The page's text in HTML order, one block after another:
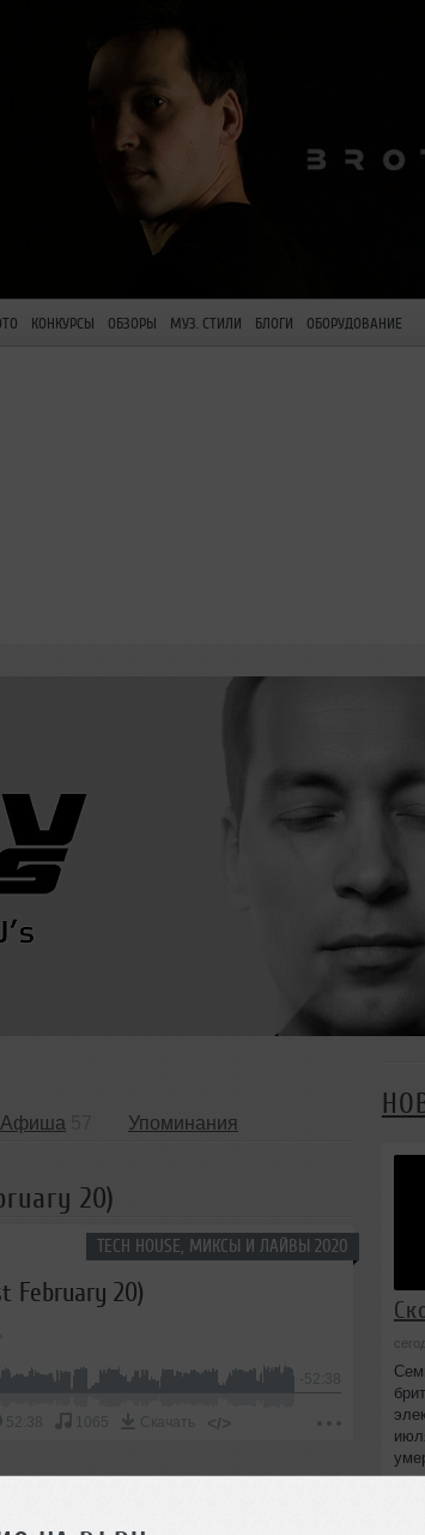
КОНКУРСЫ ОБЗОРЫ МУЗ. СТИЛИ БЛОГИ ОБОРУДОВАНИЕ
Афиша Упоминания
20)
TECH HOUSE, МИКСЫ И ЛАЙВЫ 2020
February 20)
-52:38
52:38 1065 Скачать </>